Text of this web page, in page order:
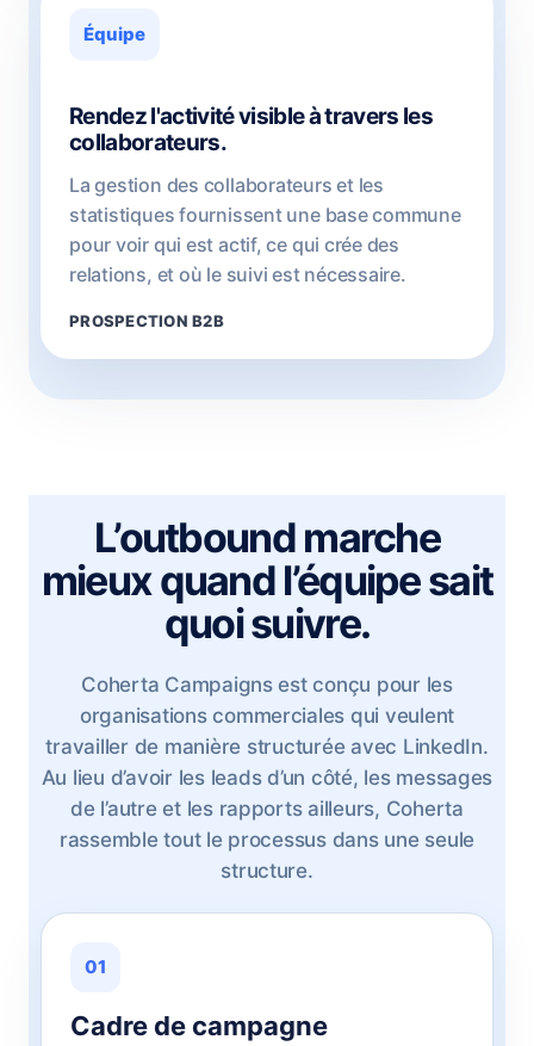
Équipe
Rendez l'activité visible à travers les
collaborateurs.
La gestion des collaborateurs et les
statistiques fournissent une base commune
pour voir qui est actif, ce qui crée des
relations, et où le suivi est nécessaire.
PROSPECTION B2B
L’outbound marche
mieux quand l’équipe sait
quoi suivre.
Coherta Campaigns est conçu pour les
organisations commerciales qui veulent
travailler de manière structurée avec LinkedIn.
Au lieu d’avoir les leads d’un côté, les messages
de l’autre et les rapports ailleurs, Coherta
rassemble tout le processus dans une seule
structure.
01
Cadre de campagne